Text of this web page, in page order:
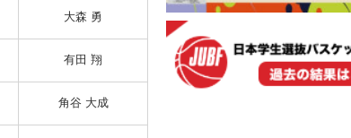
大森 勇
有田 翔
角谷 大成